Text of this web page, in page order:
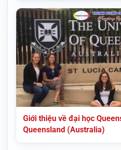
Giới thiệu về đại học
Queensland (Australia)